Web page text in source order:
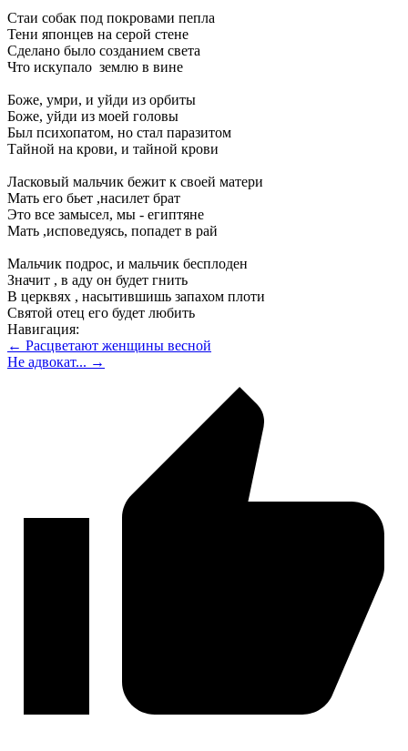
Стаи собак под покровами пепла
Тени японцев на серой стене
Сделано было созданием света
Что искупало землю в вине
Боже, умри, и уйди из орбиты
Боже, уйди из моей головы
Был психопатом, но стал паразитом
Тайной на крови, и тайной крови
Ласковый мальчик бежит к своей матери
Мать его бьет ,насилет брат
Это все замысел, мы - египтяне
Мать ,исповедуясь, попадет в рай
Мальчик подрос, и мальчик бесплоден
Значит , в аду он будет гнить
В церквях , насытившишь запахом плоти
Святой отец его будет любить
Навигация:
← Расцветают женщины весной
Не адвокат... →